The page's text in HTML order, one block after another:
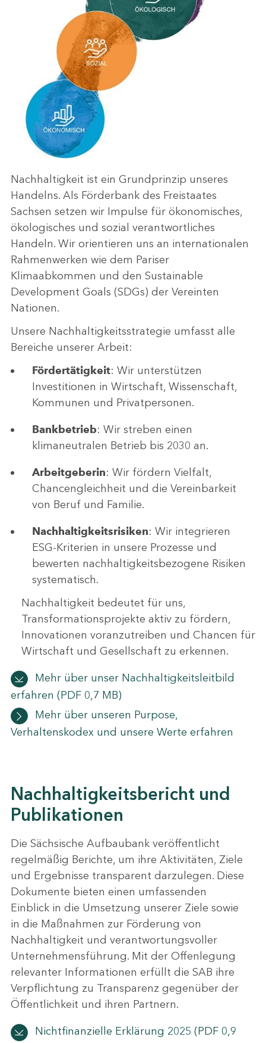
Nachhaltigkeit ist ein Grundprinzip unseres
Handelns. Als Förderbank des Freistaates
Sachsen setzen wir Impulse für ökonomisches,
ökologisches und sozial verantwortliches
Handeln. Wir orientieren uns an internationalen
Rahmenwerken wie dem Pariser
Klimaabkommen und den Sustainable
Development Goals (SDGs) der Vereinten
Nationen.
Unsere Nachhaltigkeitsstrategie umfasst alle
Bereiche unserer Arbeit:
Fördertätigkeit: Wir unterstützen
Investitionen in Wirtschaft, Wissenschaft,
Kommunen und Privatpersonen.
Bankbetrieb: Wir streben einen
klimaneutralen Betrieb bis 2030 an.
Arbeitgeberin: Wir fördern Vielfalt,
Chancengleichheit und die Vereinbarkeit
von Beruf und Familie.
Nachhaltigkeitsrisiken: Wir integrieren
ESG-Kriterien in unsere Prozesse und
bewerten nachhaltigkeitsbezogene Risiken
systematisch.
Nachhaltigkeit bedeutet für uns,
Transformationsprojekte aktiv zu fördern,
Innovationen voranzutreiben und Chancen für
Wirtschaft und Gesellschaft zu erkennen.
Mehr über unser Nachhaltigkeitsleitbild
erfahren (PDF 0,7 MB)
Mehr über unseren Purpose,
Verhaltenskodex und unsere Werte erfahren
Nachhaltigkeitsbericht und
Publikationen
Die Sächsische Aufbaubank veröffentlicht
regelmäßig Berichte, um ihre Aktivitäten, Ziele
und Ergebnisse transparent darzulegen. Diese
Dokumente bieten einen umfassenden
Einblick in die Umsetzung unserer Ziele sowie
in die Maßnahmen zur Förderung von
Nachhaltigkeit und verantwortungsvoller
Unternehmensführung. Mit der Offenlegung
relevanter Informationen erfüllt die SAB ihre
Verpflichtung zu Transparenz gegenüber der
Öffentlichkeit und ihren Partnern.
Nichtfinanzielle Erklärung 2025 (PDF 0,9